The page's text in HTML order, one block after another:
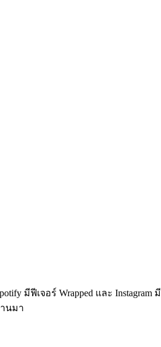
เจอร์ Wrapped​ และ Instagram มี
นมา